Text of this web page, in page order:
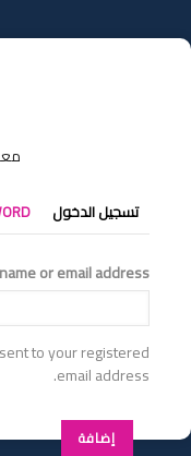
إلى
المحتوى
التبويبات
الأساسية
تسجيل الدخول
or email address
to your registered
email address.